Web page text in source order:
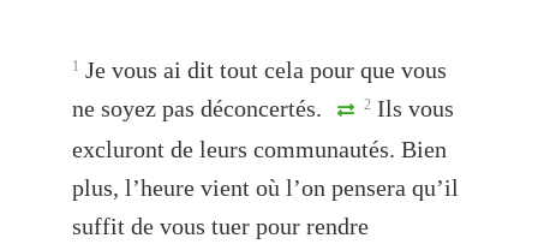
1 Je vous ai dit tout cela pour que vous
ne soyez pas déconcertés.
2 Ils vous
excluront de leurs communautés. Bien
plus, l’heure vient où l’on pensera qu’il
suffit de vous tuer pour rendre